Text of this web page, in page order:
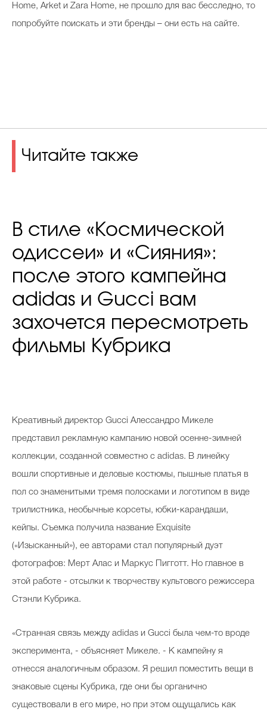
Home, Arket и Zara Home, не прошло для вас бесследно, то
попробуйте поискать и эти бренды – они есть на сайте.
Читайте также
В стиле «Космической
одиссеи» и «Сияния»:
после этого кампейна
adidas и Gucci вам
захочется пересмотреть
фильмы Кубрика
Креативный директор Gucci Алессандро Микеле
представил рекламную кампанию новой осенне-зимней
коллекции, созданной совместно с adidas. В линейку
вошли спортивные и деловые костюмы, пышные платья в
пол со знаменитыми тремя полосками и логотипом в виде
трилистника, необычные корсеты, юбки-карандаши,
кейпы. Съемка получила название Exquisite
(«Изысканный»), ее авторами стал популярный дуэт
фотографов: Мерт Алас и Маркус Пигготт. Но главное в
этой работе - отсылки к творчеству культового режиссера
Стэнли Кубрика.
«Странная связь между adidas и Gucci была чем-то вроде
эксперимента, - объясняет Микеле. - К кампейну я
отнесся аналогичным образом. Я решил поместить вещи в
знаковые сцены Кубрика, где они бы органично
существовали в его мире, но при этом ощущались как